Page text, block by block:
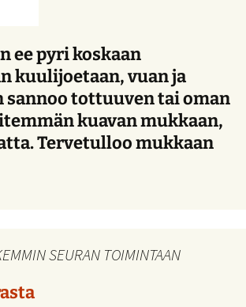
ee pyri koskaan
kuulijoetaan, vuan ja
sannoo tottuuven tai oman
kuavan mukkaan,
Tervetulloo mukkaan
SEURAN TOIMINTAAN